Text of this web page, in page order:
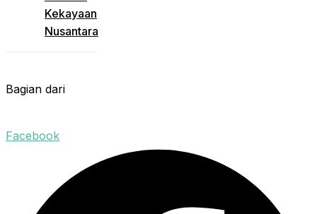
Kekayaan
Nusantara
Bagian dari
Facebook